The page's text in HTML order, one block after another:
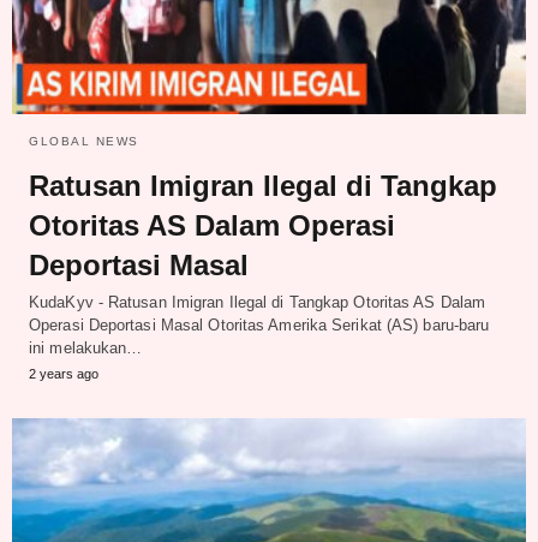
GLOBAL NEWS
Ratusan Imigran Ilegal di Tangkap
Otoritas AS Dalam Operasi
Deportasi Masal
KudaKyv - Ratusan Imigran Ilegal di Tangkap Otoritas AS Dalam
Operasi Deportasi Masal Otoritas Amerika Serikat (AS) baru-baru
ini melakukan…
2 years ago